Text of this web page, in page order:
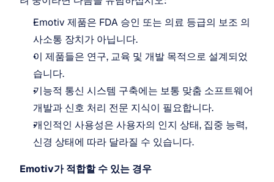
Emotiv 제품은 FDA 승인 또는 의료 등급의 보조 의
사소통 장치가 아닙니다.
이 제품들은 연구, 교육 및 개발 목적으로 설계되었
습니다.
기능적 통신 시스템 구축에는 보통 맞춤 소프트웨어
개발과 신호 처리 전문 지식이 필요합니다.
개인적인 사용성은 사용자의 인지 상태, 집중 능력,
신경 상태에 따라 달라질 수 있습니다.
Emotiv가 적합할 수 있는 경우